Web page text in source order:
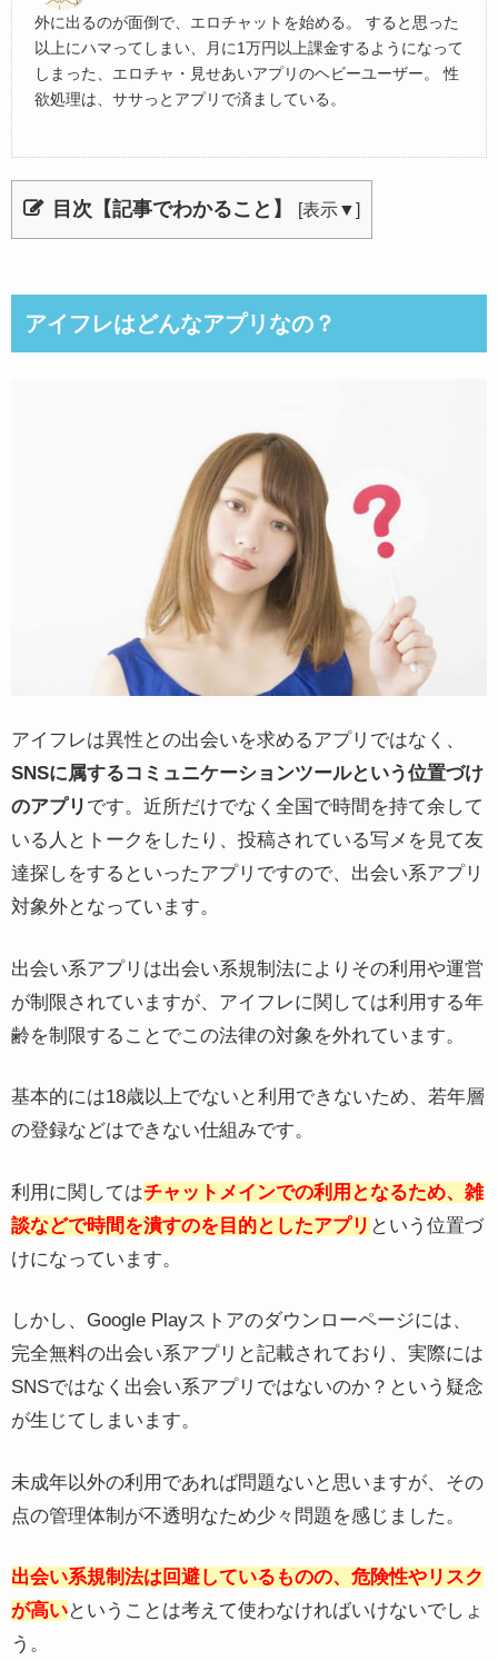
外に出るのが面倒で、エロチャットを始める。 すると思った
以上にハマってしまい、月に1万円以上課金するようになって
しまった、エロチャ・見せあいアプリのヘビーユーザー。 性
欲処理は、ササっとアプリで済ましている。
目次【記事でわかること】 [表示▼]
アイフレはどんなアプリなの？
アイフレは異性との出会いを求めるアプリではなく、
SNSに属するコミュニケーションツールという位置づけ
のアプリ です。近所だけでなく全国で時間を持て余して
いる人とトークをしたり、投稿されている写メを見て友
達探しをするといったアプリですので、出会い系アプリ
対象外となっています。
出会い系アプリは出会い系規制法によりその利用や運営
が制限されていますが、アイフレに関しては利用する年
齢を制限することでこの法律の対象を外れています。
基本的には18歳以上でないと利用できないため、若年層
の登録などはできない仕組みです。
利用に関してはチャットメインでの利用となるため、雑
談などで時間を潰すのを目的としたアプリ という位置づ
けになっています。
しかし、Google Playストアのダウンローページには、
完全無料の出会い系アプリと記載されており、実際には
SNSではなく出会い系アプリではないのか？という疑念
が生じてしまいます。
未成年以外の利用であれば問題ないと思いますが、その
点の管理体制が不透明なため少々問題を感じました。
出会い系規制法は回避しているものの、危険性やリスク
が高いということは考えて使わなければいけないでしょ
う。